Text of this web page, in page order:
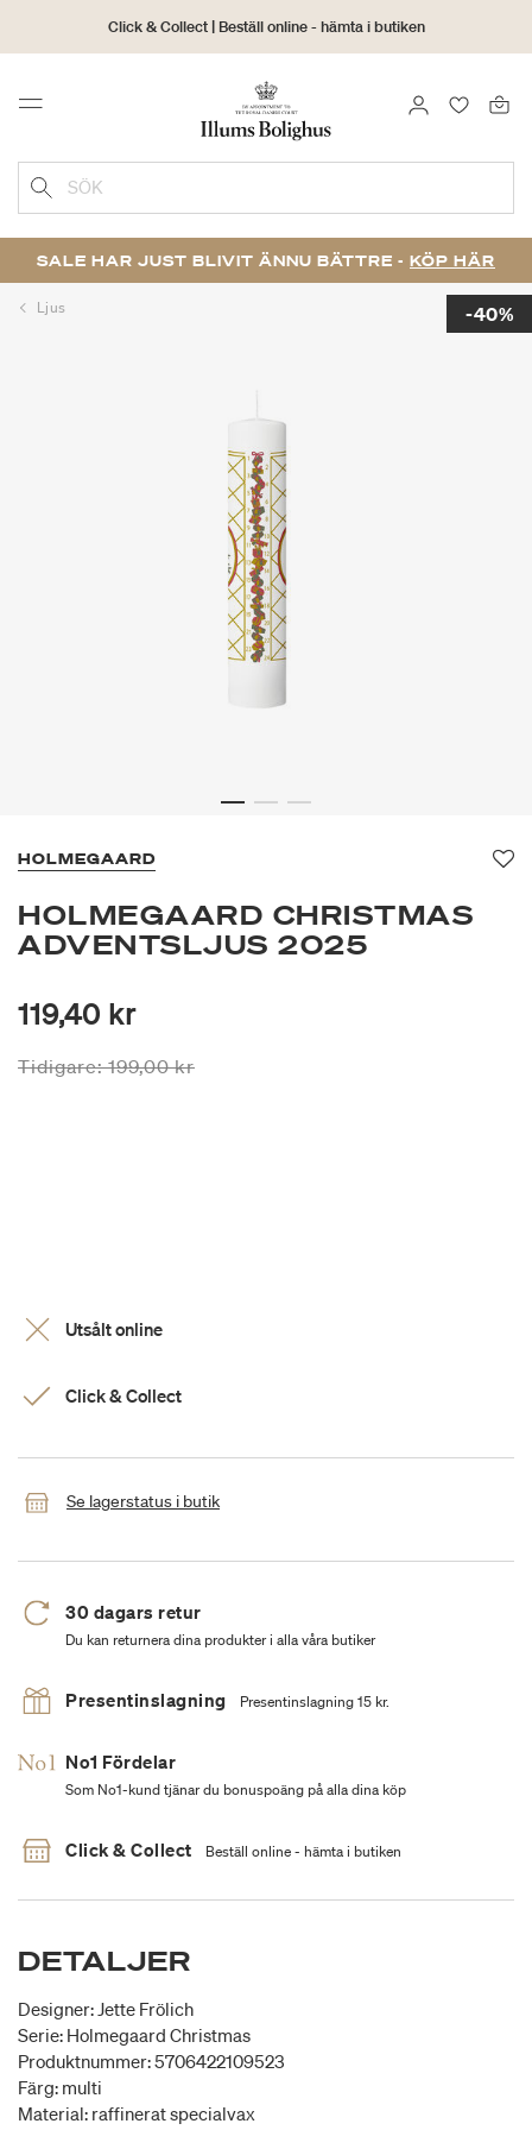
Click & Collect | Beställ online - hämta i butiken
30 dagars returrätt
Menu LOGGA IN
SÖK
SALE HAR JUST BLIVIT ÄNNU BÄTTRE - KÖP HÄR
Ljus -40%
HOLMEGAARD
HOLMEGAARD CHRISTMAS
ADVENTSLJUS 2025
119,40 kr
Priset är nedsatt från
Tidigare:199,00 krtill
Utsålt online
Click & Collect
Se lagerstatus i butik
30 dagars retur
Du kan returnera dina produkter i alla våra butiker
Presentinslagning Presentinslagning 15 kr.
No1 Fördelar
Som No1-kund tjänar du bonuspoäng på alla dina köp
Click & Collect Beställ online - hämta i butiken
DETALJER
Designer: Jette Frölich
Serie: Holmegaard Christmas
Produktnummer: 5706422109523
Färg: multi
Material: raffinerat specialvax